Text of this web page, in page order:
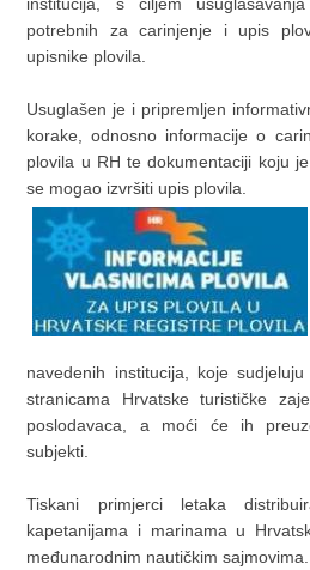
institucija, s ciljem
potrebnih za carinjenje i upis
upisnike plovila.
Usuglašen je i pripremljen
korake, odnosno informacije o
plovila u RH te dokumentaciji koju
se mogao izvršiti upis plovila.
navedenih institucija, koje
stranicama Hrvatske turističke
poslodavaca, a moći će ih
subjekti.
Tiskani primjerci letaka
kapetanijama i marinama u
međunarodnim nautičkim sajmovima.